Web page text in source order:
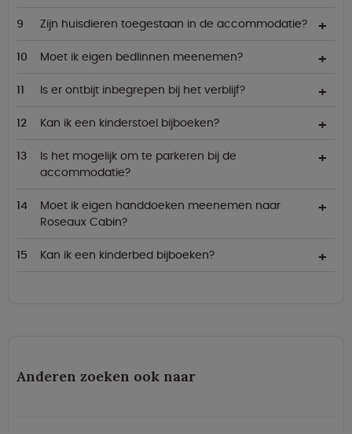
Zijn huisdieren toegestaan in de accommodatie?
Moet ik eigen bedlinnen meenemen?
Is er ontbijt inbegrepen bij het verblijf?
Kan ik een kinderstoel bijboeken?
Is het mogelijk om te parkeren bij de
accommodatie?
Moet ik eigen handdoeken meenemen naar
Roseaux Cabin?
Kan ik een kinderbed bijboeken?
Anderen zoeken ook naar